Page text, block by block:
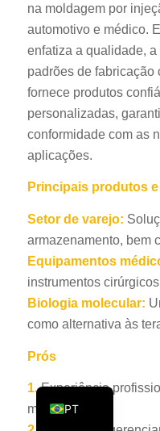
na moldagem por
automotivo e médico.
enfatiza a qualidade,
padrões de fabricação
fornece produtos
personalizadas,
conformidade com as
aplicações.
Principais produtos
Setor de varejo:
armazenamento, bem
Equipamentos
instrumentos
Biologia molecular:
como alternativa às
Prós
1.Experiência
médico.PT
EN
FR
DE
NL
PL
TR
ES
JA
KO
DA
FI